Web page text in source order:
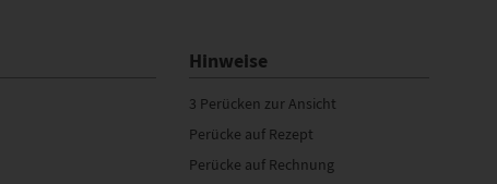
Hinweise
3 Perücken zur Ansicht
Perücke auf Rezept
Perücke auf Rechnung